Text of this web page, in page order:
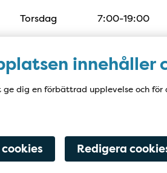
innehåller
ge dig en förbättrad upplevelse och
Redigera
Torsdag
7:00-19:00